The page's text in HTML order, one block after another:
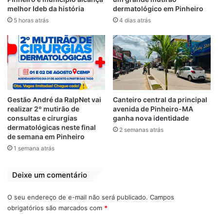
empossada
vereadora de
Bequimão-MA
Em "BEQUIMÃO-
MA"
Bequimão são
empossados e
elegem Vetinho por
unanimidade
presidente da
Câmara
2 de janeiro de 2021
Em "PINHEIRO-MA"
Polo da UEMA vai
voltar a funcionar
em Bequimão
21 de julho de 2019
Em "BEQUIMÃO-
MA"
Covid 19 José de Ribamar Barbosa Belo
Luto Vítima Zeca Belo
melhor Ideb da história
5 horas atrás
dermatológico em Pinheiro
4 dias atrás
Gestão André da RalpNet vai
realizar 2º mutirão de
consultas e cirurgias
dermatológicas neste final
de semana em Pinheiro
1 semana atrás
Canteiro central da principal
avenida de Pinheiro-MA
ganha nova identidade
2 semanas atrás
Deixe um comentário
O seu endereço de e-mail não será publicado. Campos
obrigatórios são marcados com *